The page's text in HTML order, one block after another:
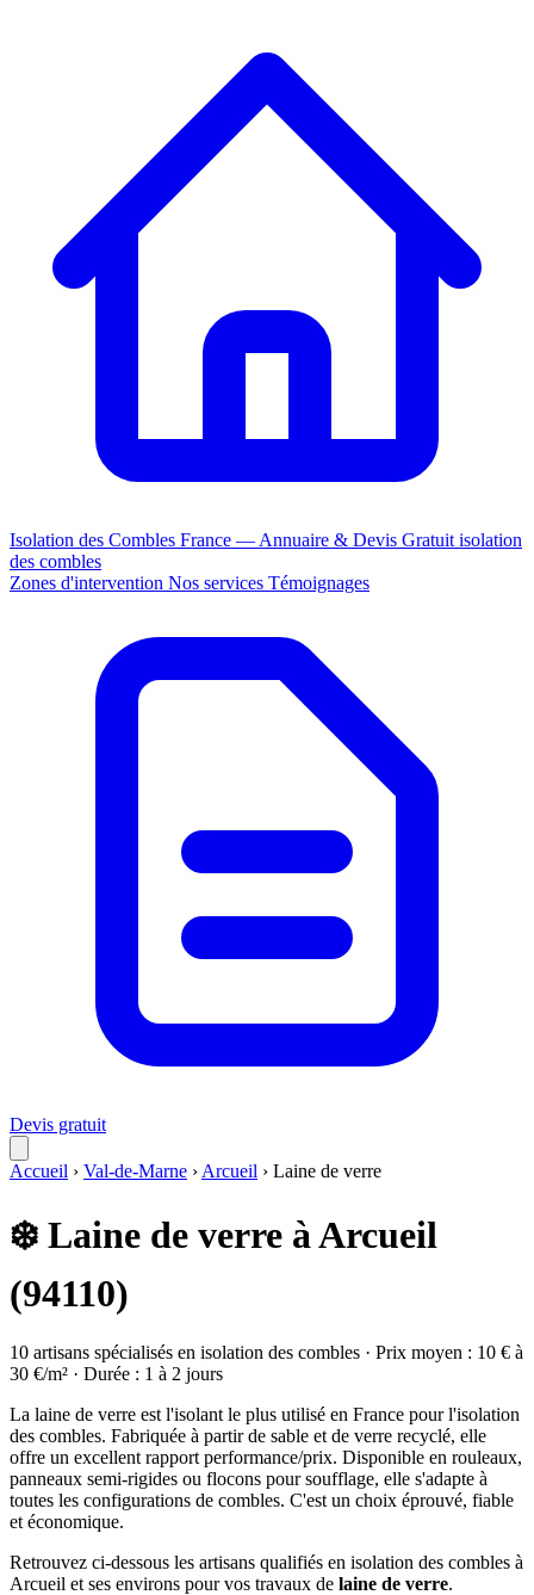
Isolation des Combles France — Annuaire & Devis Gratuit isolation
des combles
Zones d'intervention Nos services Témoignages
Devis gratuit
Accueil › Val-de-Marne › Arcueil › Laine de verre
❄️ Laine de verre à Arcueil
(94110)
10 artisans spécialisés en isolation des combles · Prix moyen : 10 € à
30 €/m² · Durée : 1 à 2 jours
La laine de verre est l'isolant le plus utilisé en France pour l'isolation
des combles. Fabriquée à partir de sable et de verre recyclé, elle
offre un excellent rapport performance/prix. Disponible en rouleaux,
panneaux semi-rigides ou flocons pour soufflage, elle s'adapte à
toutes les configurations de combles. C'est un choix éprouvé, fiable
et économique.
Retrouvez ci-dessous les artisans qualifiés en isolation des combles à
Arcueil et ses environs pour vos travaux de laine de verre.